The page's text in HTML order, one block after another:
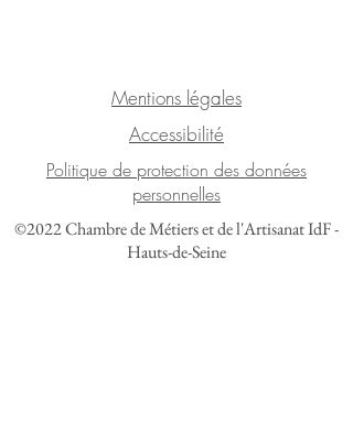
Mentions légales
Accessibilité
Politique de protection des données
personnelles
©2022 Chambre de Métiers et de l'Artisanat IdF -
Hauts-de-Seine